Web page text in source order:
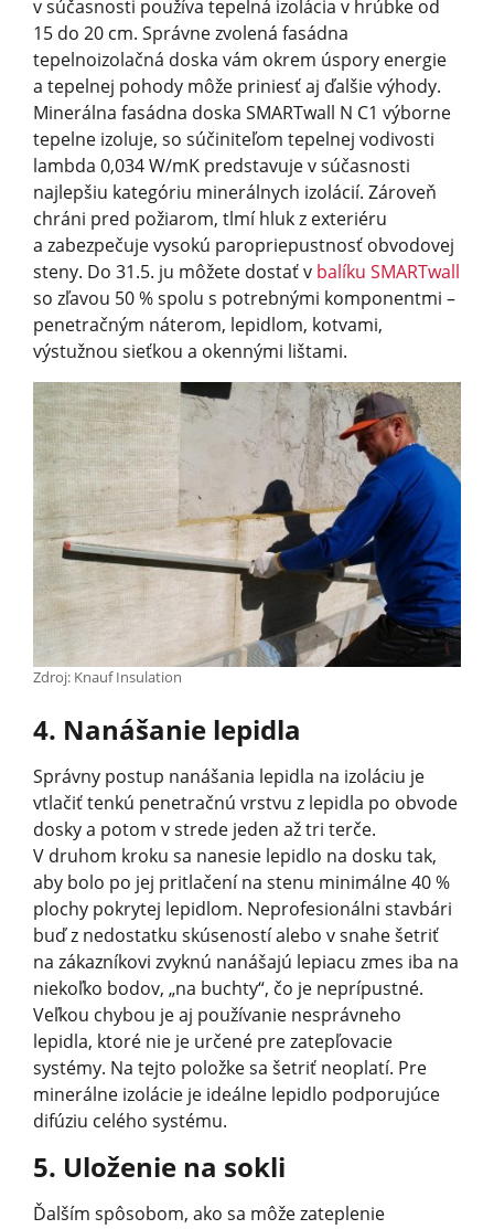
v súčasnosti používa tepelná izolácia v hrúbke od
15 do 20 cm. Správne zvolená fasádna
tepelnoizolačná doska vám okrem úspory energie
a tepelnej pohody môže priniesť aj ďalšie výhody.
Minerálna fasádna doska SMARTwall N C1 výborne
tepelne izoluje, so súčiniteľom tepelnej vodivosti
lambda 0,034 W/mK predstavuje v súčasnosti
najlepšiu kategóriu minerálnych izolácií. Zároveň
chráni pred požiarom, tlmí hluk z exteriéru
a zabezpečuje vysokú paropriepustnosť obvodovej
steny. Do 31.5. ju môžete dostať v balíku SMARTwall
so zľavou 50 % spolu s potrebnými komponentmi –
penetračným náterom, lepidlom, kotvami,
výstužnou sieťkou a okennými lištami.
Zdroj: Knauf Insulation
4. Nanášanie lepidla
Správny postup nanášania lepidla na izoláciu je
vtlačiť tenkú penetračnú vrstvu z lepidla po obvode
dosky a potom v strede jeden až tri terče.
V druhom kroku sa nanesie lepidlo na dosku tak,
aby bolo po jej pritlačení na stenu minimálne 40 %
plochy pokrytej lepidlom. Neprofesionálni stavbári
buď z nedostatku skúseností alebo v snahe šetriť
na zákazníkovi zvyknú nanášajú lepiacu zmes iba na
niekoľko bodov, „na buchty“, čo je neprípustné.
Veľkou chybou je aj používanie nesprávneho
lepidla, ktoré nie je určené pre zatepľovacie
systémy. Na tejto položke sa šetriť neoplatí. Pre
minerálne izolácie je ideálne lepidlo podporujúce
difúziu celého systému.
5. Uloženie na sokli
Ďalším spôsobom, ako sa môže zateplenie